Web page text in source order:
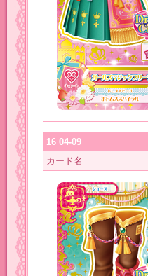
16 04-09
カード名